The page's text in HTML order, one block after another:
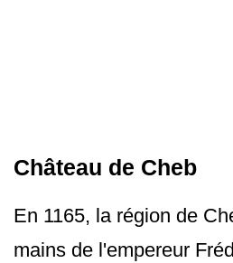
Château de Cheb
En 1165, la région de
mains de l'empereur